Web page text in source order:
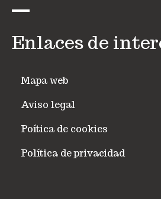
Enlaces de
Mapa web
Aviso legal
Poítica de cookies
Política de privacidad